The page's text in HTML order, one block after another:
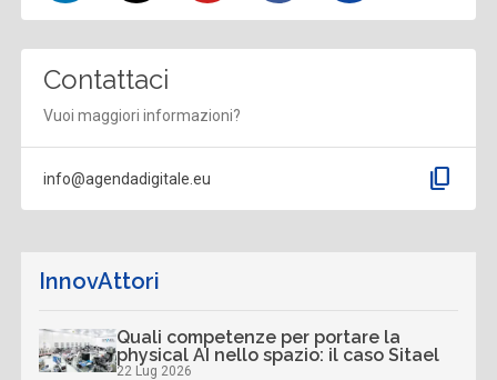
Contattaci
Vuoi maggiori informazioni?
info@agendadigitale.eu content_copy
InnovAttori
Quali competenze per portare la
physical AI nello spazio: il caso Sitael
22 Lug 2026